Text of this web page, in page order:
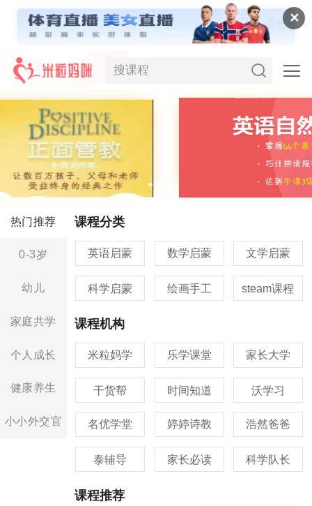
✕
热门推荐
0-3岁
幼儿
家庭共学
个人成长
健康养生
小小外交官
课程分类
英语启蒙 数学启蒙 文学启蒙
科学启蒙 绘画手工 steam课程
课程机构
米粒妈学 乐学课堂 家长大学
干货帮 时间知道 沃学习
名优学堂 婷婷诗教 浩然爸爸
泰辅导 家长必读 科学队长
课程推荐